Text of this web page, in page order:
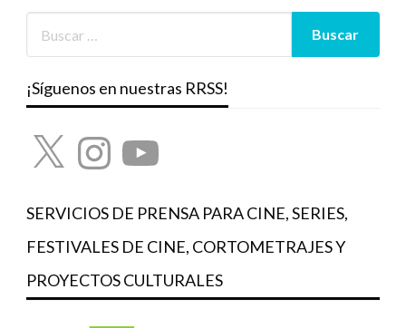
¡Síguenos en nuestras RRSS!
X InstagramYouTube
SERVICIOS DE PRENSA PARA CINE, SERIES,
FESTIVALES DE CINE, CORTOMETRAJES Y
PROYECTOS CULTURALES